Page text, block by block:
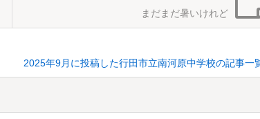
まだまだ暑いけれど
2025年9月に投稿した行田市立南河原中学校の記事一